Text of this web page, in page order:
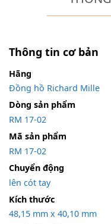
Thông tin cơ bản
Hãng
Đồng hồ Richard Mille
Dòng sản phẩm
RM 17-02
Mã sản phẩm
RM 17-02
Chuyển động
lên cót tay
Kích thước
48,15 mm x 40,10 mm